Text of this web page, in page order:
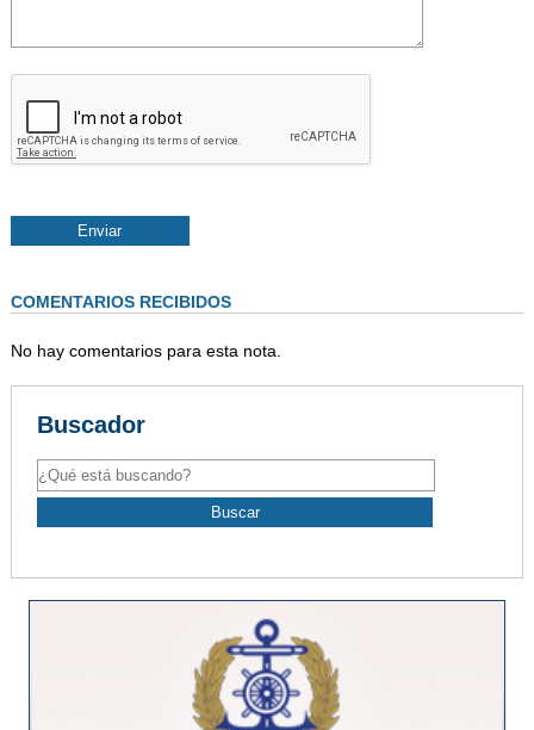
COMENTARIOS RECIBIDOS
No hay comentarios para esta nota.
Buscador